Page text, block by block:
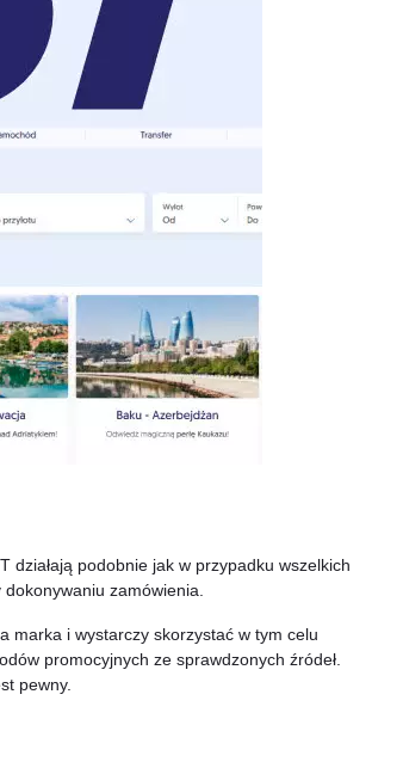
działają podobnie jak w przypadku wszelkich
zamówienia.
i wystarczy skorzystać w tym celu
promocyjnych ze sprawdzonych źródeł.
pewny.